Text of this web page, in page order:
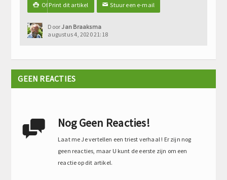
 Of Print dit artikel ✉Stuur een e-mail
DoorJan Braaksma
augustus 4, 2020 21:18
GEEN REACTIES
 Nog Geen Reacties!
Laat me Je vertellen een triest verhaal ! Er zijn nog
geen reacties, maar U kunt de eerste zijn om een
reactie op dit artikel.